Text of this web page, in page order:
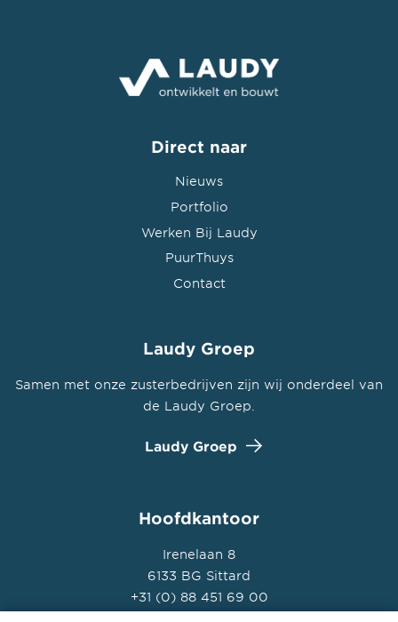
Direct naar
Nieuws
Portfolio
Werken Bij Laudy
PuurThuys
Contact
Laudy Groep
Samen met onze zusterbedrijven zijn wij onderdeel van
de Laudy Groep.
Laudy Groep
Hoofdkantoor
Irenelaan 8
6133 BG Sittard
+31 (0) 88 451 69 00